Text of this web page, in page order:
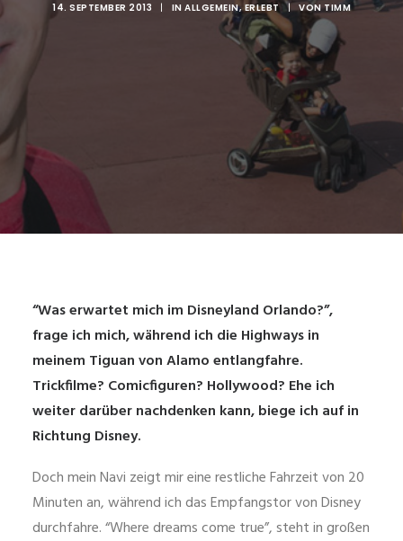
14. SEPTEMBER 2013 | IN ALLGEMEIN,ERLEBT | VONTIMM
“Was erwartet mich im Disneyland Orlando?”,
frage ich mich, während ich die Highways in
meinem Tiguan von Alamo entlangfahre.
Trickfilme? Comicfiguren? Hollywood? Ehe ich
weiter darüber nachdenken kann, biege ich auf in
Richtung Disney.
Doch mein Navi zeigt mir eine restliche Fahrzeit von 20
Minuten an, während ich das Empfangstor von Disney
durchfahre. “Where dreams come true”, steht in großen